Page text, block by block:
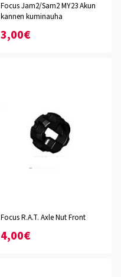
Focus Jam2/Sam2 MY23 Akun
kannen kuminauha
3,00€
Focus R.A.T. Axle Nut Front
4,00€